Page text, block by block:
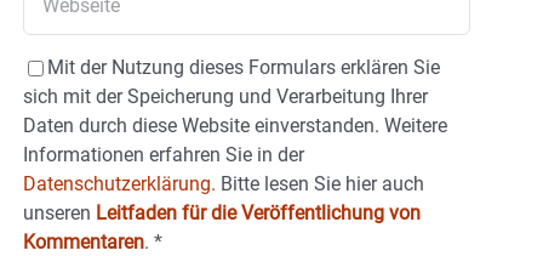
Mit der Nutzung dieses Formulars erklären Sie
sich mit der Speicherung und Verarbeitung Ihrer
Daten durch diese Website einverstanden. Weitere
Informationen erfahren Sie in der
Datenschutzerklärung. Bitte lesen Sie hier auch
unseren Leitfaden für die Veröffentlichung von
Kommentaren. *